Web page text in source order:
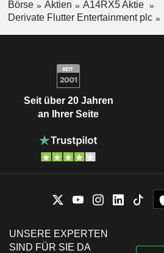
Börse Aktien
A14RX5 Aktie
Derivate Flutter Entertainment plc
Seit über 20 Jahren
an Ihrer Seite
UNSERE EXPERTEN
SIND FÜR SIE DA